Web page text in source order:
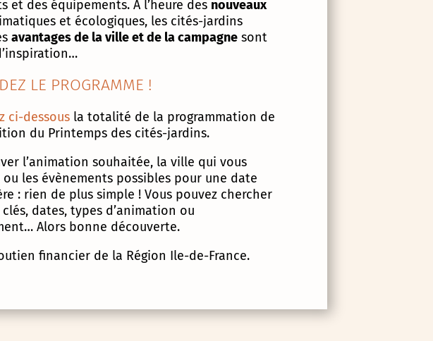
et des équipements. À l’heure des nouveaux
et écologiques, les cités-jardins
avantages de la ville et de la campagnesont
LE PROGRAMME !
ci-dessousla totalité de la programmation de
du Printemps des cités-jardins.
l’animation souhaitée, la ville qui vous
ou les évènements possibles pour une date
: rien de plus simple ! Vous pouvez chercher
dates, types d’animation ou
Alors bonne découverte.
financier de la Région Ile-de-France.